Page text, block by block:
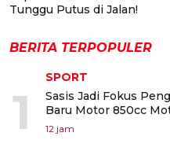
Tunggu Putus di Jalan!
BERITA TERPOPULER
1
SPORT
Sasis Jadi Fokus
Baru Motor 850cc
12 jam